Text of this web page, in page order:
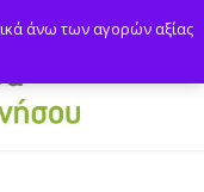
άνω των αγορών αξίας